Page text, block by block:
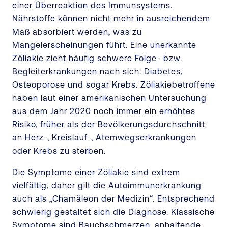
einer Überreaktion des Immunsystems.
Nährstoffe können nicht mehr in ausreichendem
Maß absorbiert werden, was zu
Mangelerscheinungen führt. Eine unerkannte
Zöliakie zieht häufig schwere Folge- bzw.
Begleiterkrankungen nach sich: Diabetes,
Osteoporose und sogar Krebs. Zöliakiebetroffene
haben laut einer amerikanischen Untersuchung
aus dem Jahr 2020 noch immer ein erhöhtes
Risiko, früher als der Bevölkerungsdurchschnitt
an Herz-, Kreislauf-, Atemwegserkrankungen
oder Krebs zu sterben.
Die Symptome einer Zöliakie sind extrem
vielfältig, daher gilt die Autoimmunerkrankung
auch als „Chamäleon der Medizin“. Entsprechend
schwierig gestaltet sich die Diagnose. Klassische
Symptome sind Bauchschmerzen, anhaltende